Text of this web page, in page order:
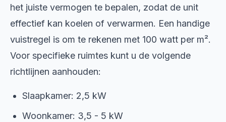
het juiste vermogen te bepalen, zodat de unit
effectief kan koelen of verwarmen. Een handige
vuistregel is om te rekenen met 100 watt per m².
Voor specifieke ruimtes kunt u de volgende
richtlijnen aanhouden:
Slaapkamer: 2,5 kW
Woonkamer: 3,5 - 5 kW